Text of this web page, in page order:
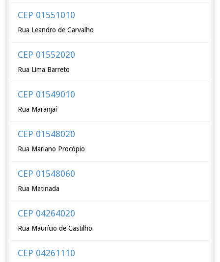
CEP 01551010
Rua Leandro de Carvalho
CEP 01552020
Rua Lima Barreto
CEP 01549010
Rua Maranjaí
CEP 01548020
Rua Mariano Procópio
CEP 01548060
Rua Matinada
CEP 04264020
Rua Maurício de Castilho
CEP 04261110